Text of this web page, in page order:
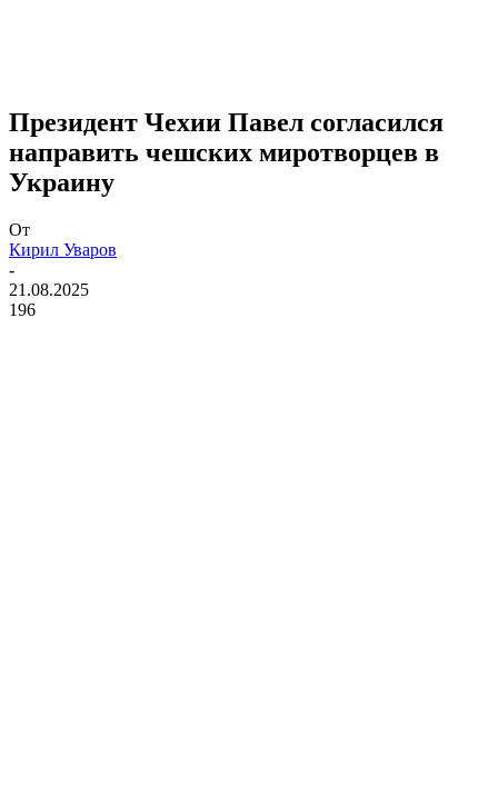
Президент Чехии Павел согласился
направить чешских миротворцев в
Украину
От
Кирил Уваров
-
21.08.2025
196